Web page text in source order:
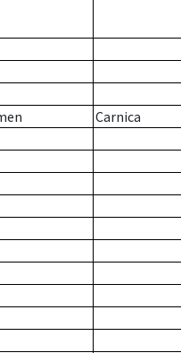
Carnica